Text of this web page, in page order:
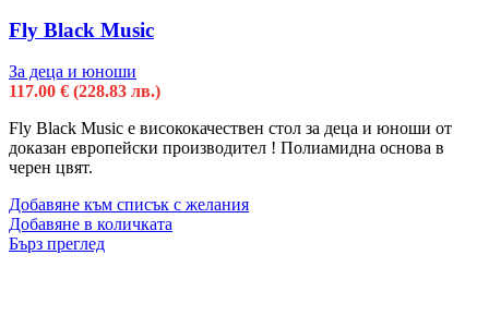
Fly Black Music
За деца и юноши
117.00 € (228.83 лв.)
Fly Black Music е висококачествен стол за деца и юноши от
доказан европейски производител ! Полиамидна основa в
черен цвят.
Добавяне към списък с желания
Добавяне в количката
Бърз преглед